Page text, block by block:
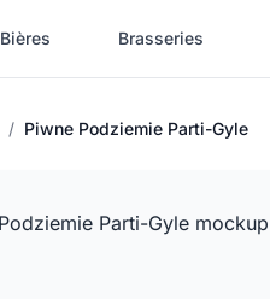
Bières Brasseries
/ Piwne Podziemie Parti-Gyle